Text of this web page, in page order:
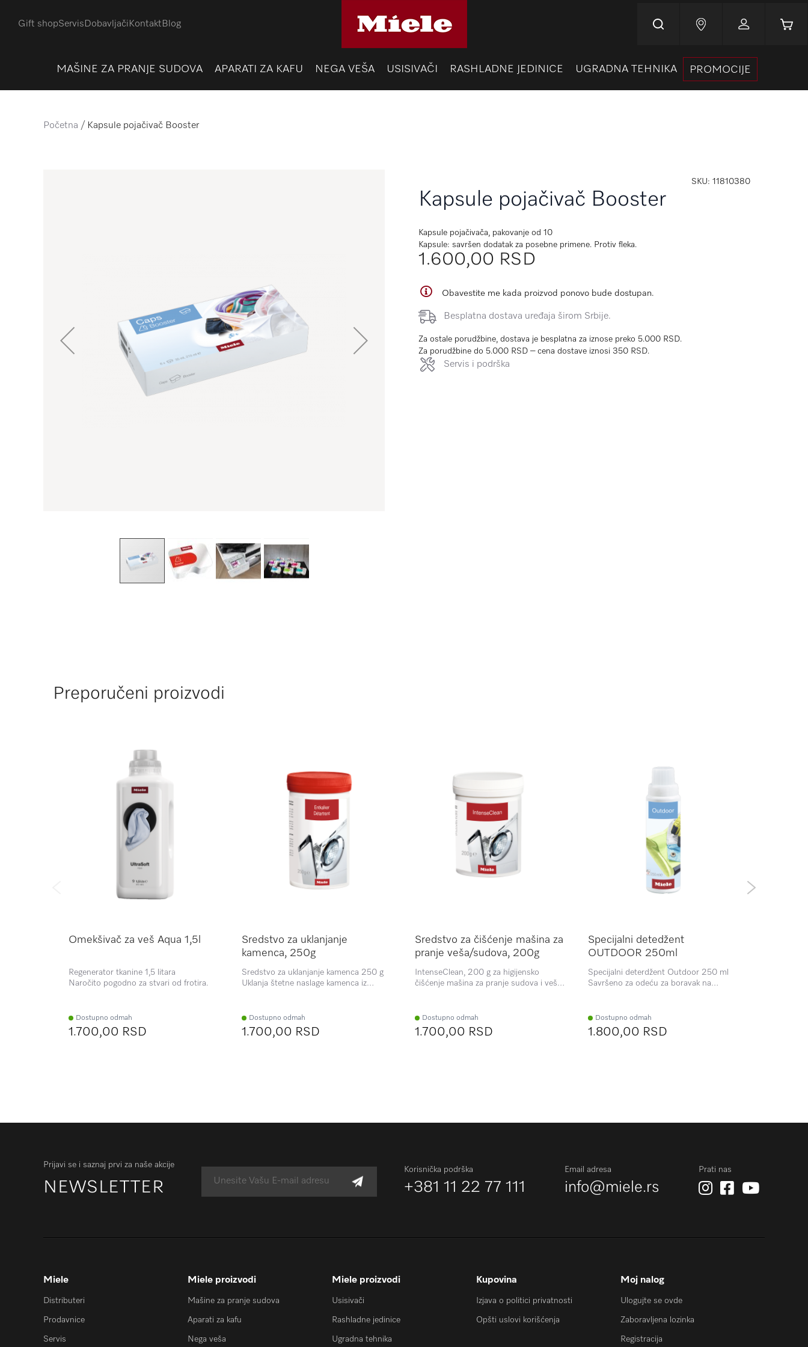
Gift shopServis Dobavljači Kontakt Blog
MAŠINE ZA PRANJE SUDOVA APARATI ZA KAFU NEGA VEŠA USISIVAČI RASHLADNE JEDINICE UGRADNA TEHNIKA PROMOCIJE
Početna Kapsule pojačivač Booster
SKU 11810380
Kapsule pojačivač Booster
Kapsule pojačivača, pakovanje od 10
Kapsule: savršen dodatak za posebne primene. Protiv fleka.
1.600,00 RSD
Obavestite me kada proizvod ponovo bude dostupan.
Besplatna dostava uređaja širom Srbije.
Za ostale porudžbine, dostava je besplatna za iznose preko 5.000 RSD.
Za porudžbine do 5.000 RSD – cena dostave iznosi 350 RSD.
Servis i podrška
Preporučeni proizvodi
Omekšivač za veš Aqua 1,5l
Regenerator tkanine 1,5 litara
Naročito pogodno za stvari od frotira.
Dostupno odmah
1.700,00 RSD
Sredstvo za uklanjanje
kamenca, 250g
Sredstvo za uklanjanje kamenca 250 g
Uklanja štetne naslage kamenca iz
Dostupno odmah
1.700,00 RSD
Sredstvo za čišćenje mašina za
pranje veša/sudova, 200g
IntenseClean, 200 g za higijensko
čišćenje mašina za pranje sudova i veš
Dostupno odmah
1.700,00 RSD
Specijalni detedžent
OUTDOOR 250ml
Specijalni deterdžent Outdoor 250 ml
Savršeno za odeću za boravak na
Dostupno odmah
1.800,00 RSD
Prijavi se i saznaj prvi za naše akcije
NEWSLETTER
Korisnička podrška
+381 11 22 77 111
Email adresa
info@miele.rs
Prati nas
Miele
Distributeri
Prodavnice
Servis
Miele proizvodi
Mašine za pranje sudova
Aparati za kafu
Nega veša
Miele proizvodi
Usisivači
Rashladne jedinice
Ugradna tehnika
Kupovina
Izjava o politici privatnosti
Opšti uslovi korišćenja
Moj nalog
Ulogujte se ovde
Zaboravljena lozinka
Registracija